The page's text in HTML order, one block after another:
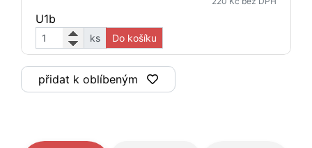
U1b
ks Do košíku
přidat k oblíbeným